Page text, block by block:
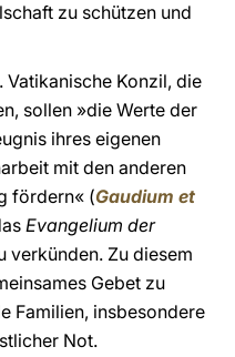
zu schützen und
Vatikanische Konzil, die
sollen »die Werte der
ihres eigenen
mit den anderen
fördern« (Gaudium et
Evangelium der
verkünden. Zu diesem
Gebet zu
Familien, insbesondere
Not.